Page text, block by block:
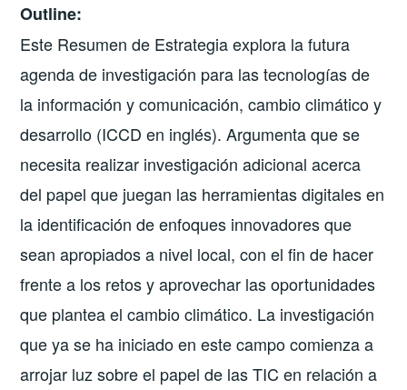
Outline:
Este Resumen de Estrategia explora la futura
agenda de investigación para las tecnologías de
la información y comunicación, cambio climático y
desarrollo (ICCD en inglés). Argumenta que se
necesita realizar investigación adicional acerca
del papel que juegan las herramientas digitales en
la identificación de enfoques innovadores que
sean apropiados a nivel local, con el fin de hacer
frente a los retos y aprovechar las oportunidades
que plantea el cambio climático. La investigación
que ya se ha iniciado en este campo comienza a
arrojar luz sobre el papel de las TIC en relación a